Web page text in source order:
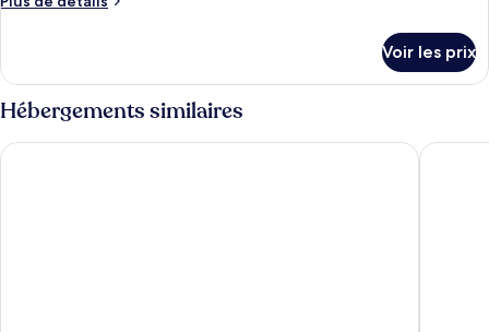
Suite
le
type
de
Suite
Voir les prix
Hébergements similaires
Il était une fois chez moi Maison hôtes Best